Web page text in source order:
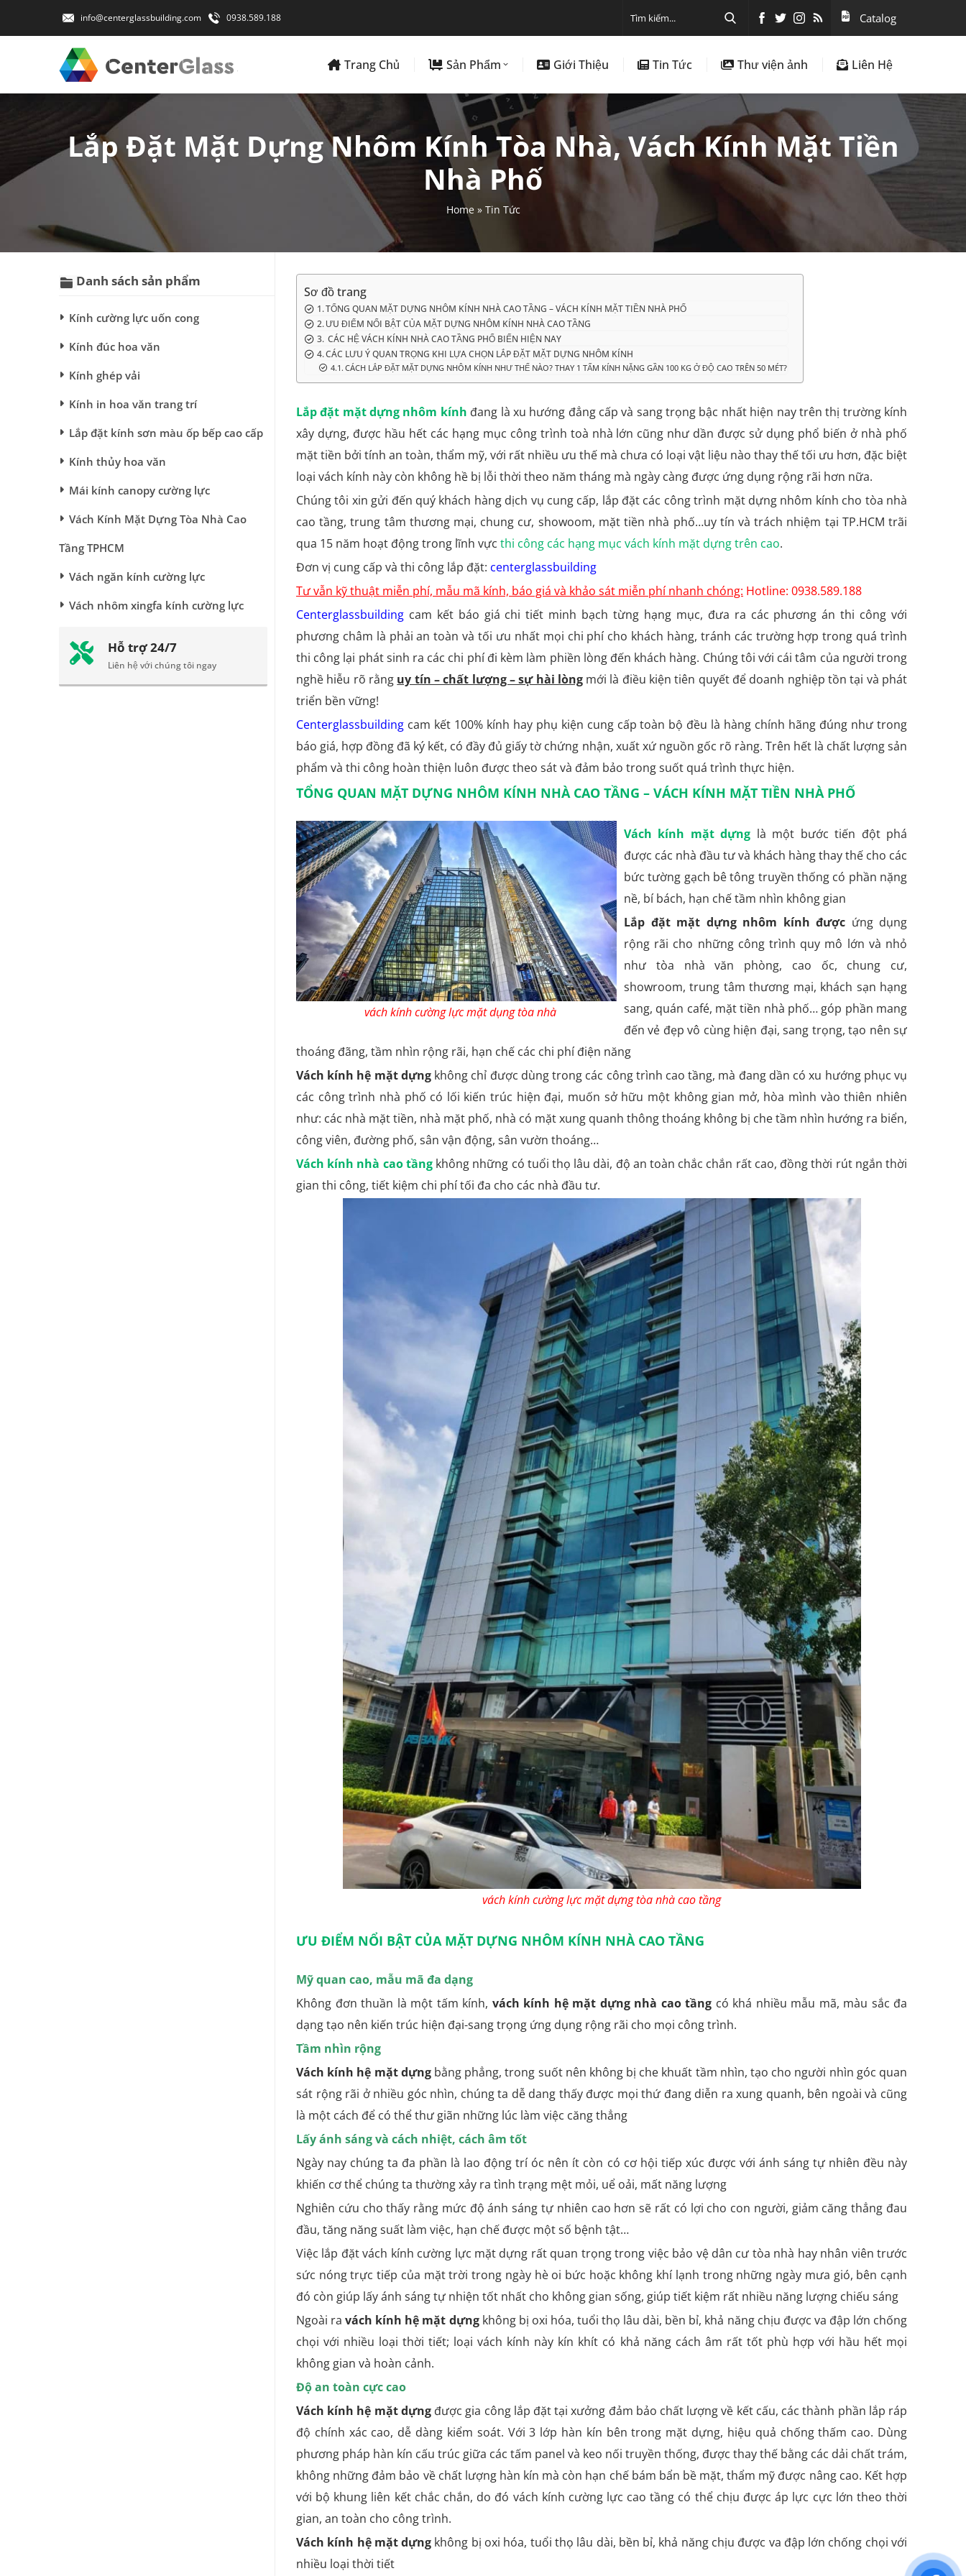
info@centerglassbuilding.com 0938.589.188 Catalog
Trang Chủ Sản Phẩm Giới Thiệu Tin Tức Thư viện ảnh Liên Hệ
Lắp Đặt Mặt Dựng Nhôm Kính Tòa Nhà, Vách Kính Mặt Tiền
Nhà Phố
Home» Tin Tức
Sơ đồ trang
TỔNG QUAN MẶT DỰNG NHÔM KÍNH NHÀ CAO TẦNG – VÁCH KÍNH MẶT TIỀN NHÀ PHỐ
ƯU ĐIỂM NỔI BẬT CỦA MẶT DỰNG NHÔM KÍNH NHÀ CAO TẦNG
CÁC HỆ VÁCH KÍNH NHÀ CAO TẦNG PHỔ BIẾN HIỆN NAY
CÁC LƯU Ý QUAN TRỌNG KHI LỰA CHỌN LẮP ĐẶT MẶT DỰNG NHÔM KÍNH
CÁCH LẮP ĐẶT MẶT DỰNG NHÔM KÍNH NHƯ THẾ NÀO? THAY 1 TẤM KÍNH NẶNG GẦN 100 KG Ở ĐỘ CAO TRÊN 50 MÉT?
Lắp đặt mặt dựng nhôm kính đang là xu hướng đẳng cấp và sang trọng bậc nhất hiện nay trên thị trường kính
xây dựng, được hầu hết các hạng mục công trình toà nhà lớn cũng như dần được sử dụng phổ biến ở nhà phố
mặt tiền bởi tính an toàn, thẩm mỹ, với rất nhiều ưu thế mà chưa có loại vật liệu nào thay thế tối ưu hơn, đặc biệt
loại vách kính này còn không hề bị lỗi thời theo năm tháng mà ngày càng được ứng dụng rộng rãi hơn nữa.
Chúng tôi xin gửi đến quý khách hàng dịch vụ cung cấp, lắp đặt các công trình mặt dựng nhôm kính cho tòa nhà
cao tầng, trung tâm thương mại, chung cư, showoom, mặt tiền nhà phố…uy tín và trách nhiệm tại TP.HCM trãi
qua 15 năm hoạt động trong lĩnh vực thi công các hạng mục vách kính mặt dựng trên cao.
Đơn vị cung cấp và thi công lắp đặt: centerglassbuilding
Tư vẫn kỹ thuật miễn phí, mẫu mã kính, báo giá và khảo sát miễn phí nhanh chóng: Hotline: 0938.589.188
Centerglassbuilding cam kết báo giá chi tiết minh bạch từng hạng mục, đưa ra các phương án thi công với
phương châm là phải an toàn và tối ưu nhất mọi chi phí cho khách hàng, tránh các trường hợp trong quá trình
thi công lại phát sinh ra các chi phí đi kèm làm phiền lòng đến khách hàng. Chúng tôi với cái tâm của người trong
nghề hiễu rõ rằng uy tín – chất lượng – sự hài lòngmới là điều kiện tiên quyết để doanh nghiệp tồn tại và phát
triển bền vững!
Centerglassbuilding cam kết 100% kính hay phụ kiện cung cấp toàn bộ đều là hàng chính hãng đúng như trong
báo giá, hợp đồng đã ký kết, có đầy đủ giấy tờ chứng nhận, xuất xứ nguồn gốc rõ ràng. Trên hết là chất lượng sản
phẩm và thi công hoàn thiện luôn được theo sát và đảm bảo trong suốt quá trình thực hiện.
TỔNG QUAN MẶT DỰNG NHÔM KÍNH NHÀ CAO TẦNG – VÁCH KÍNH MẶT TIỀN NHÀ PHỐ
vách kính cường lực mặt dụng tòa nhà
Vách kính mặt dựng là một bước tiến đột phá
được các nhà đầu tư và khách hàng thay thế cho các
bức tường gạch bê tông truyền thống có phần nặng
nề, bí bách, hạn chế tầm nhìn không gian
Lắp đặt mặt dựng nhôm kính được ứng dụng
rộng rãi cho những công trình quy mô lớn và nhỏ
như tòa nhà văn phòng, cao ốc, chung cư,
showroom, trung tâm thương mại, khách sạn hạng
sang, quán café, mặt tiền nhà phố… góp phần mang
đến vẻ đẹp vô cùng hiện đại, sang trọng, tạo nên sự
thoáng đãng, tầm nhìn rộng rãi, hạn chế các chi phí điện năng
Vách kính hệ mặt dựngkhông chỉ được dùng trong các công trình cao tầng, mà đang dần có xu hướng phục vụ
các công trình nhà phố có lối kiến trúc hiện đại, muốn sở hữu một không gian mở, hòa mình vào thiên nhiên
như: các nhà mặt tiền, nhà mặt phố, nhà có mặt xung quanh thông thoáng không bị che tầm nhìn hướng ra biển,
công viên, đường phố, sân vận động, sân vườn thoáng…
Vách kính nhà cao tầngkhông những có tuổi thọ lâu dài, độ an toàn chắc chắn rất cao, đồng thời rút ngắn thời
gian thi công, tiết kiệm chi phí tối đa cho các nhà đầu tư.
vách kính cường lực mặt dựng tòa nhà cao tầng
ƯU ĐIỂM NỔI BẬT CỦA MẶT DỰNG NHÔM KÍNH NHÀ CAO TẦNG
Mỹ quan cao, mẫu mã đa dạng
Không đơn thuần là một tấm kính, vách kính hệ mặt dựng nhà cao tầng có khá nhiều mẫu mã, màu sắc đa
dạng tạo nên kiến trúc hiện đại-sang trọng ứng dụng rộng rãi cho mọi công trình.
Tầm nhìn rộng
Vách kính hệ mặt dựngbằng phẳng, trong suốt nên không bị che khuất tầm nhìn, tạo cho người nhìn góc quan
sát rộng rãi ở nhiều góc nhìn, chúng ta dễ dang thấy được mọi thứ đang diễn ra xung quanh, bên ngoài và cũng
là một cách để có thể thư giãn những lúc làm việc căng thẳng
Lấy ánh sáng và cách nhiệt, cách âm tốt
Ngày nay chúng ta đa phần là lao động trí óc nên ít còn có cơ hội tiếp xúc được với ánh sáng tự nhiên đều này
khiến cơ thể chúng ta thường xảy ra tình trạng mệt mỏi, uể oải, mất năng lượng
Nghiên cứu cho thấy rằng mức độ ánh sáng tự nhiên cao hơn sẽ rất có lợi cho con người, giảm căng thẳng đau
đầu, tăng năng suất làm việc, hạn chế được một số bệnh tật…
Việc lắp đặt vách kính cường lực mặt dựng rất quan trọng trong việc bảo vệ dân cư tòa nhà hay nhân viên trước
sức nóng trực tiếp của mặt trời trong ngày hè oi bức hoặc không khí lạnh trong những ngày mưa gió, bên cạnh
đó còn giúp lấy ánh sáng tự nhiện tốt nhất cho không gian sống, giúp tiết kiệm rất nhiều năng lượng chiếu sáng
Ngoài ravách kính hệ mặt dựngkhông bị oxi hóa, tuổi thọ lâu dài, bền bỉ, khả năng chịu được va đập lớn chống
chọi với nhiều loại thời tiết; loại vách kính này kín khít có khả năng cách âm rất tốt phù hợp với hầu hết mọi
không gian và hoàn cảnh.
Độ an toàn cực cao
Vách kính hệ mặt dựngđược gia công lắp đặt tại xưởng đảm bảo chất lượng về kết cấu, các thành phần lắp ráp
độ chính xác cao, dễ dàng kiểm soát. Với 3 lớp hàn kín bên trong mặt dựng, hiệu quả chống thấm cao. Dùng
phương pháp hàn kín cấu trúc giữa các tấm panel và keo nối truyền thống, được thay thế bằng các dải chất trám,
không những đảm bảo về chất lượng hàn kín mà còn hạn chế bám bẩn bề mặt, thẩm mỹ được nâng cao. Kết hợp
với bộ khung liên kết chắc chắn, do đó vách kính cường lực cao tầng có thể chịu được áp lực cực lớn theo thời
gian, an toàn cho công trình.
Vách kính hệ mặt dựng không bị oxi hóa, tuổi thọ lâu dài, bền bỉ, khả năng chịu được va đập lớn chống chọi với
nhiều loại thời tiết
Danh sách sản phẩm
Kính cường lực uốn cong
Kính đúc hoa văn
Kính ghép vải
Kính in hoa văn trang trí
Lắp đặt kính sơn màu ốp bếp cao cấp
Kính thủy hoa văn
Mái kính canopy cường lực
Vách Kính Mặt Dựng Tòa Nhà Cao
Tầng TPHCM
Vách ngăn kính cường lực
Vách nhôm xingfa kính cường lực
Hỗ trợ 24/7
Liên hệ với chúng tôi ngay